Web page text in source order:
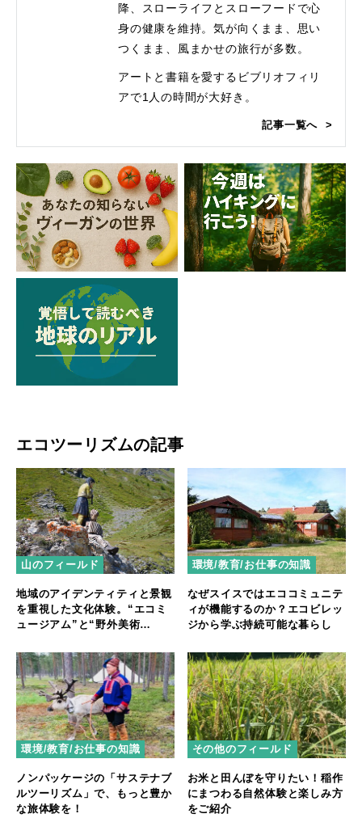
降、スローライフとスローフードで心
身の健康を維持。気が向くまま、思い
つくまま、風まかせの旅行が多数。
アートと書籍を愛するビブリオフィリ
アで1人の時間が大好き。
記事一覧へ
エコツーリズムの記事
山のフィールド
地域のアイデンティティと景観
を重視した文化体験。“エコミ
ュージアム”と“野外美術
環境/教育/お仕事の知識
なぜスイスではエココミュニテ
ィが機能するのか？エコビレッ
ジから学ぶ持続可能な暮らし
環境/教育/お仕事の知識
ノンパッケージの「サステナブ
ルツーリズム」で、もっと豊か
な旅体験を！
その他のフィールド
お米と田んぼを守りたい！稲作
にまつわる自然体験と楽しみ方
をご紹介